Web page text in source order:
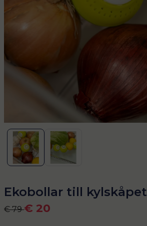
Ekobollar till kylskåpet
€ 79€ 20